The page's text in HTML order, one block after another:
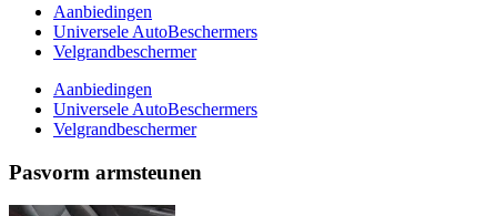
Aanbiedingen
Universele AutoBeschermers
Velgrandbeschermer
Aanbiedingen
Universele AutoBeschermers
Velgrandbeschermer
Pasvorm armsteunen